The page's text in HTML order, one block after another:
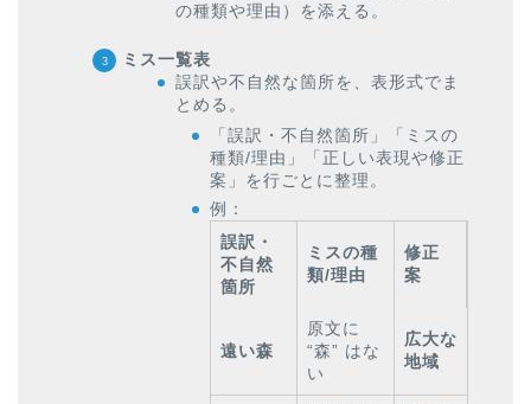
の種類や理由）を添える。
ミス一覧表
誤訳や不自然な箇所を、表形式でま
とめる。
「誤訳・不自然箇所」「ミスの
種類/理由」「正しい表現や修正
案」を行ごとに整理。
例：
誤訳・
不自然
箇所
ミスの種
類/理由
修正
案
遠い森
原文に
“森” はな
い
広大な
地域